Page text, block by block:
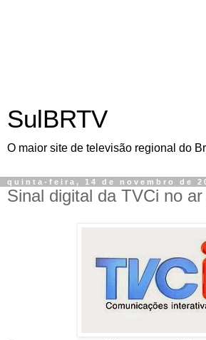
SulBRTV
O maior site de televisão regional do
quinta-feira, 14 de novembro de
Sinal digital da TVCi no